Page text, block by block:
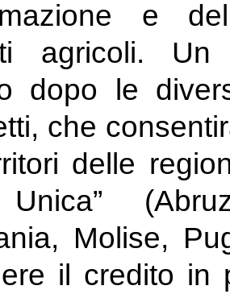
e
agricoli. Un
dopo le
che
delle
Molise,
il credito in